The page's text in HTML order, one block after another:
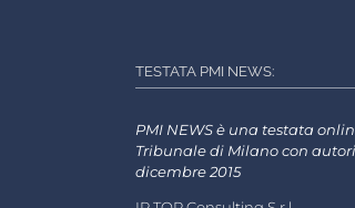
TESTATA PMI NEWS:
PMI NEWS è una testata
Tribunale di Milano con
dicembre 2015